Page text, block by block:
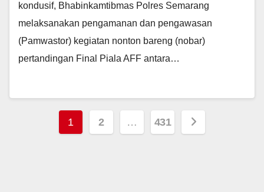
kondusif, Bhabinkamtibmas Polres Semarang
melaksanakan pengamanan dan pengawasan
(Pamwastor) kegiatan nonton bareng (nobar)
pertandingan Final Piala AFF antara…
Posts
1 2 … 431